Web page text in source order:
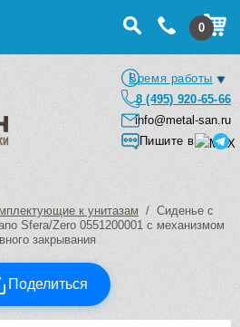
0
Время работы
8 (495) 920-65-66
info@metal-san.ru
Пишите в
к унитазам / Сиденье с
Sfera/Zero 0551200001 с механизмом
закрывания
Поделиться